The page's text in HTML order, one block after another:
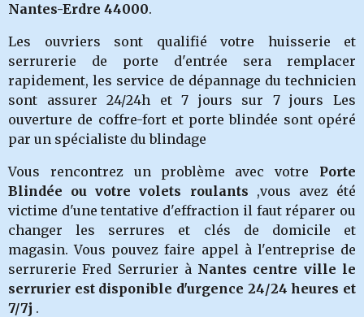
Nantes-Erdre 44000.
Les ouvriers sont qualifié votre huisserie et
serrurerie de porte d'entrée sera remplacer
rapidement, les service de dépannage du technicien
sont assurer 24/24h et 7 jours sur 7 jours Les
ouverture de coffre-fort et porte blindée sont opéré
par un spécialiste du blindage
Vous rencontrez un problème avec votre Porte
Blindée ou votre volets roulants ,vous avez été
victime d'une tentative d'effraction il faut réparer ou
changer les serrures et clés de domicile et
magasin.Vous pouvez faire appel à l'entreprise de
serrurerie Fred Serrurier à Nantes centre ville le
serrurier est disponible d'urgence 24/24 heures et
7/7j .